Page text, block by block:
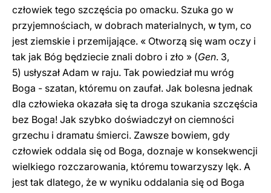
człowiek tego szczęścia po omacku. Szuka go w
przyjemnościach, w dobrach materialnych, w tym, co
jest ziemskie i przemijające. « Otworzą się wam oczy i
tak jak Bóg będziecie znali dobro i zło » (Gen. 3,
5) usłyszał Adam w raju. Tak powiedział mu wróg
Boga - szatan, któremu on zaufał. Jak bolesna jednak
dla człowieka okazała się ta droga szukania szczęścia
bez Boga! Jak szybko doświadczył on ciemności
grzechu i dramatu śmierci. Zawsze bowiem, gdy
człowiek oddala się od Boga, doznaje w konsekwencji
wielkiego rozczarowania, któremu towarzyszy lęk. A
jest tak dlatego, że w wyniku oddalania się od Boga